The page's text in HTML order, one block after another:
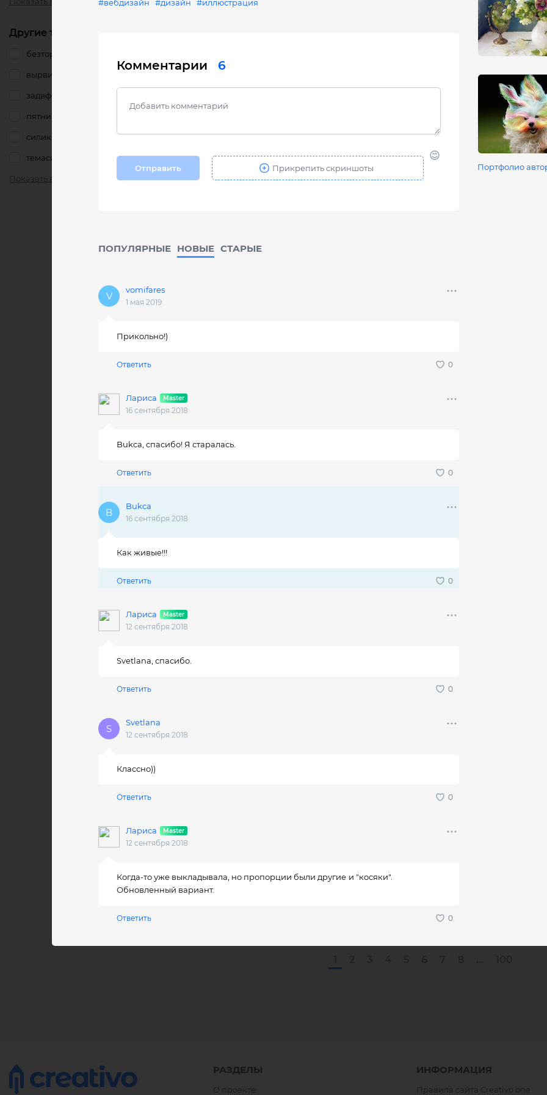
Другие тэги
безтормозов
вырвиглаз
задвфокусе
пятница
силикон
темасисек
Показать все
РАЗДЕЛЫ
О проекте
ИНФОРМАЦИЯ
Правила сайта Creativo.one
#вебдизайн #дизайн #иллюстрация
Комментарии 6
Отправить
ПОПУЛЯРНЫЕ НОВЫЕ CТАРЫЕ
vomifares
1 мая 2019
Прикольно!)
Ответить
Лариса
16 сентября 2018
Bukca, спасибо! Я старалась.
Ответить
Bukca
16 сентября 2018
Как живые!!!
Ответить
Лариса
12 сентября 2018
Svetlana, спасибо.
Ответить
Svetlana
12 сентября 2018
Классно))
Ответить
Лариса
12 сентября 2018
Когда-то уже выкладывала, но пропорции были другие и "косяки".
Обновленный вариант.
Ответить
Портфолио